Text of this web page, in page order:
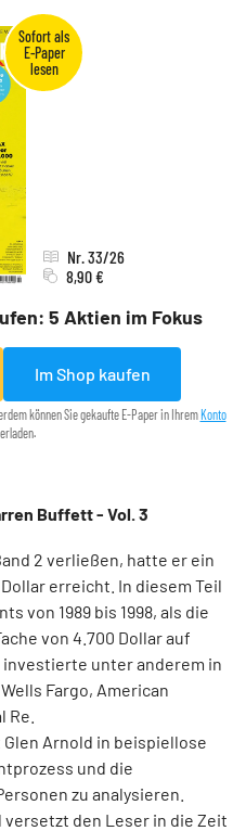
5 Aktien im Fokus
Nr. 33/26
8,90 €
Im Shop kaufen
können Sie gekaufte E-Paper in Ihrem Konto
Buffett - Vol. 3
2 verließen, hatte er ein
erreicht. In diesem Teil
von 1989 bis 1998, als die
von 4.700 Dollar auf
unter anderem in
Fargo, American
Arnold in beispiellose
und die
zu analysieren.
den Leser in die Zeit